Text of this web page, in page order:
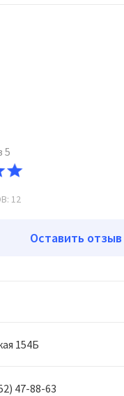
154Б
47-88-63
5
12
Оставить отзыв